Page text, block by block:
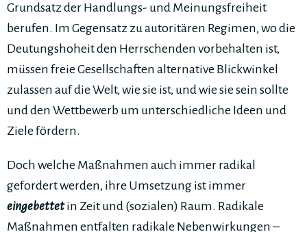
Grundsatz der Handlungs- und Meinungsfreiheit
berufen. Im Gegensatz zu autoritären Regimen, wo die
Deutungshoheit den Herrschenden vorbehalten ist,
müssen freie Gesellschaften alternative Blickwinkel
zulassen auf die Welt, wie sie ist, und wie sie sein sollte
und den Wettbewerb um unterschiedliche Ideen und
Ziele fördern.
Doch welche Maßnahmen auch immer radikal
gefordert werden, ihre Umsetzung ist immer
eingebettetin Zeit und (sozialen) Raum. Radikale
Maßnahmen entfalten radikale Nebenwirkungen –